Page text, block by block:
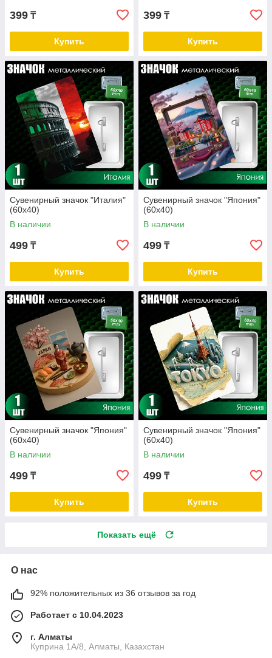
399 ₸
Купить
399 ₸
Купить
Сувенирный значок "Италия"
(60х40)
В наличии
499 ₸
Купить
Сувенирный значок "Япония"
(60х40)
В наличии
499 ₸
Купить
Сувенирный значок "Япония"
(60х40)
В наличии
499 ₸
Купить
Сувенирный значок "Япония"
(60х40)
В наличии
499 ₸
Купить
Показать ещё
О нас
92% положительных из 36 отзывов за год
Работает с 10.04.2023
г. Алматы
Куприна 1A/8, Алматы, Казахстан